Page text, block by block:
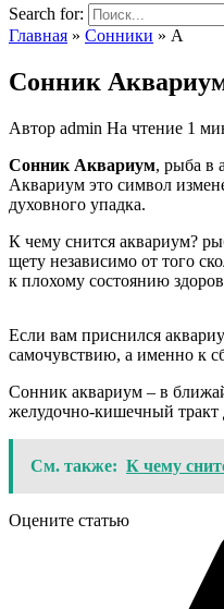
Search for:
Главная » Сонники » А
Сонник
Автор admin На чтение 1
Сонник Аквариум, рыба в
Аквариум это символ
духовного упадка.
К чему снится аквариум?
щету независимо от того
к плохому состоянию
Если вам приснился
самочувствию, а именно к
Сонник аквариум – в
желудочно-кишечный тракт
См. также: К чему
Оцените статью